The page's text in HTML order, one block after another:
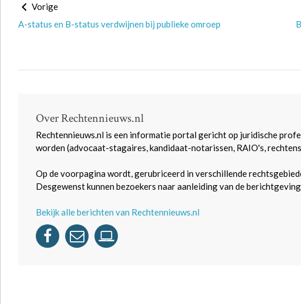
Vorige
A-status en B-status verdwijnen bij publieke omroep
Over Rechtennieuws.nl
Rechtennieuws.nl is een informatie portal gericht op juridische
worden (advocaat-stagaires, kandidaat-notarissen, RAIO's,
Op de voorpagina wordt, gerubriceerd in verschillende
Desgewenst kunnen bezoekers naar aanleiding van de
Bekijk alle berichten van Rechtennieuws.nl